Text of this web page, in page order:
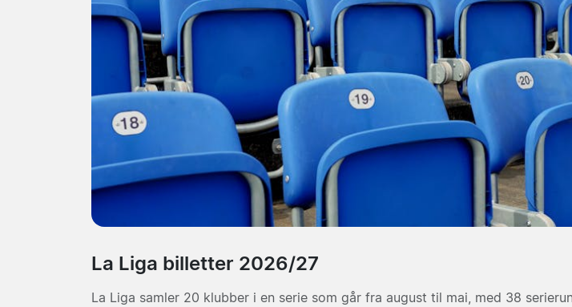
La Liga billetter 2026/27
La Liga samler 20 klubber i en serie som går fra august til mai, med 38